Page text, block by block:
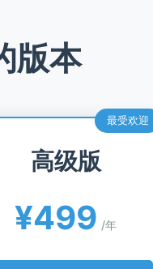
版本
最受欢迎
高级版
¥499 /年